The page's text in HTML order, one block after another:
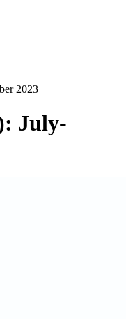
2023
July-